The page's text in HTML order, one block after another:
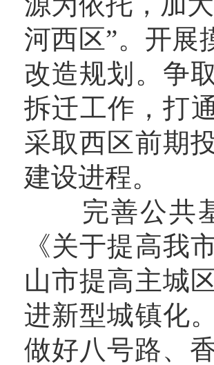
河西区”。开展
改造规划。争
拆迁工作，打
采取西区前期
建设进程。
完善公共基
《关于提高我
山市提高主城
进新型城镇化
做好八号路、